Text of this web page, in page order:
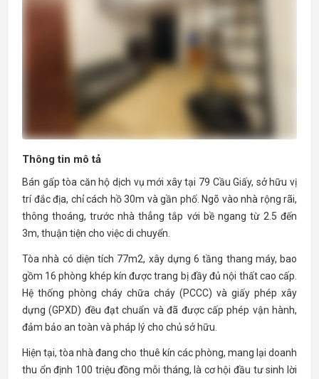
Thông tin mô tả
Bán gấp tòa căn hộ dịch vụ mới xây tại 79 Cầu Giấy, sở hữu vị
trí đắc địa, chỉ cách hồ 30m và gần phố. Ngõ vào nhà rộng rãi,
thông thoáng, trước nhà thẳng tắp với bề ngang từ 2.5 đến
3m, thuận tiện cho việc di chuyển.
Tòa nhà có diện tích 77m2, xây dựng 6 tầng thang máy, bao
gồm 16 phòng khép kín được trang bị đầy đủ nội thất cao cấp.
Hệ thống phòng cháy chữa cháy (PCCC) và giấy phép xây
dựng (GPXD) đều đạt chuẩn và đã được cấp phép vận hành,
đảm bảo an toàn và pháp lý cho chủ sở hữu.
Hiện tại, tòa nhà đang cho thuê kín các phòng, mang lại doanh
thu ổn định 100 triệu đồng mỗi tháng, là cơ hội đầu tư sinh lời